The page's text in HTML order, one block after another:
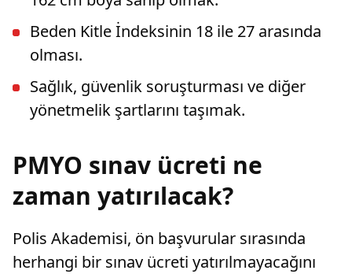
Beden Kitle İndeksinin 18 ile 27 arasında
olması.
Sağlık, güvenlik soruşturması ve diğer
yönetmelik şartlarını taşımak.
PMYO sınav ücreti ne
zaman yatırılacak?
Polis Akademisi, ön başvurular sırasında
herhangi bir sınav ücreti yatırılmayacağını